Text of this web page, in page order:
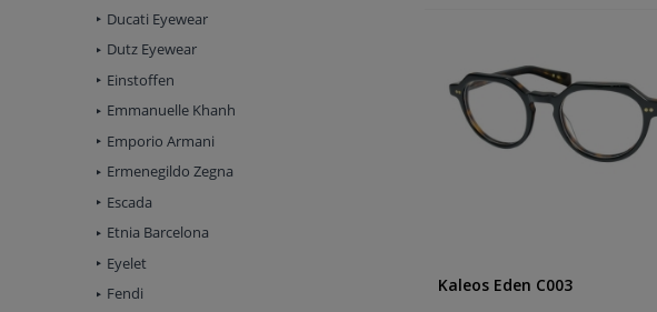
Ducati Eyewear
Dutz Eyewear
Einstoffen
Emmanuelle Khanh
Emporio Armani
Ermenegildo Zegna
Escada
Etnia Barcelona
Eyelet
Fendi
Kaleos Eden C003